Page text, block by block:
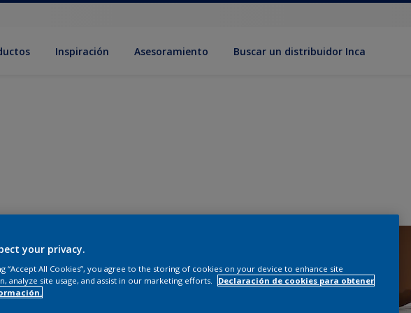
Inspiración Asesoramiento Buscar un distribuidor Inca
your privacy.
“Accept All Cookies”, you agree to the storing of cookies on your device to enhance site
analyze site usage, and assist in our marketing efforts.
Declaración de cookies para obtener